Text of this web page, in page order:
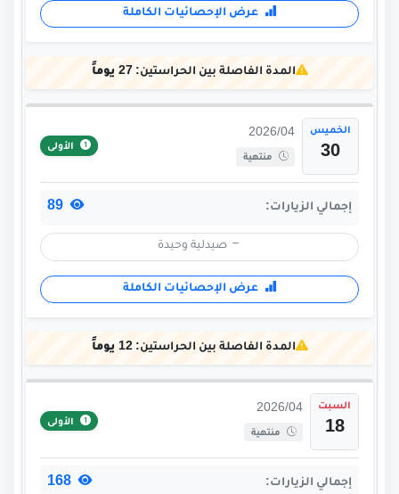
عرض الإحصائيات الكاملة
المدة الفاصلة بين الحراستين: 27 يوماً
الخميس
30
2026/04
منتهية
الأولى
إجمالي الزيارات:
صيدلية وحيدة
عرض الإحصائيات الكاملة
المدة الفاصلة بين الحراستين:12 يوماً
السبت
18
2026/04
منتهية
الأولى
إجمالي الزيارات: